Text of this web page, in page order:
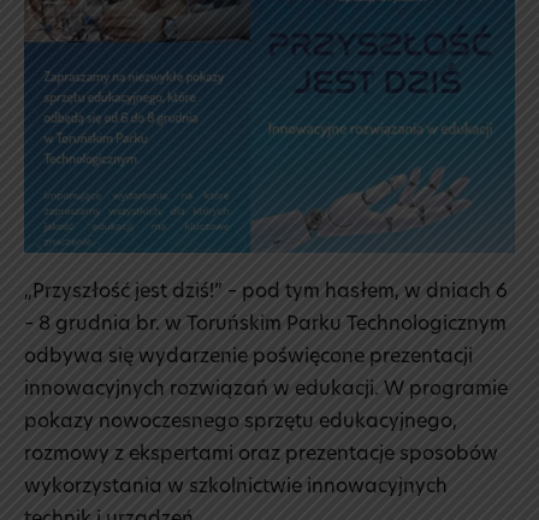
„Przyszłość jest dziś!” – pod tym hasłem, w dniach 6
– 8 grudnia br. w Toruńskim Parku Technologicznym
odbywa się wydarzenie poświęcone prezentacji
innowacyjnych rozwiązań w edukacji. W programie
pokazy nowoczesnego sprzętu edukacyjnego,
rozmowy z ekspertami oraz prezentacje sposobów
wykorzystania w szkolnictwie innowacyjnych